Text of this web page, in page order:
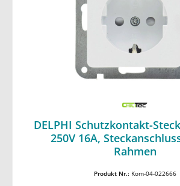
DELPHI Schutzkontakt-
250V 16A,
Rahmen
Produkt Nr.: Kom-04-022666
In den Warenkorb